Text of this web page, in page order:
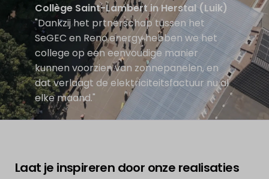
Collège Saint-Lambert in Herstal (Luik)
"Dankzij het prtnerschap tussen het
SeGEC en Reno.energy hebben we het
college op een eenvoudige manier
kunnen voorzien van zonnepanelen, en
dat verlaagt de elektriciteitsfactuur nu al
elke maand."
Laat je inspireren door onze realisaties